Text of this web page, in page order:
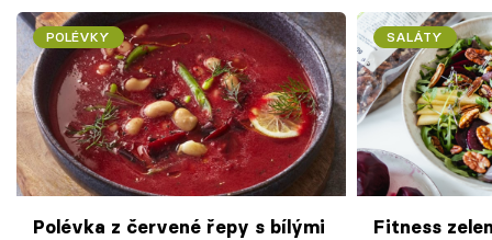
POLÉVKY
Polévka z červené řepy s bílými
SALÁTY
Fitness